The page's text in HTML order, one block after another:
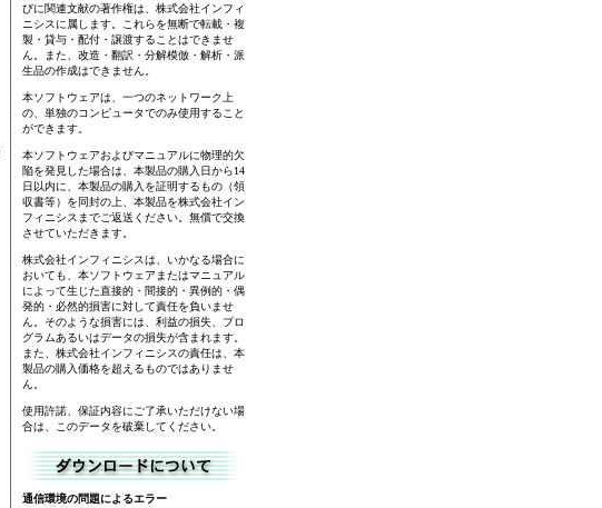
びに関連文献の著作権は、株式会社インフィ
ニシスに属します。これらを無断で転載・複
製・貸与・配付・譲渡することはできませ
ん。また、改造・翻訳・分解模倣・解析・派
生品の作成はできません。
本ソフトウェアは、一つのネットワーク上
の、単独のコンピュータでのみ使用すること
ができます。
本ソフトウェアおよびマニュアルに物理的欠
陥を発見した場合は、本製品の購入日から14
日以内に、本製品の購入を証明するもの（領
収書等）を同封の上、本製品を株式会社イン
フィニシスまでご返送ください。無償で交換
させていただきます。
株式会社インフィニシスは、いかなる場合に
おいても、本ソフトウェアまたはマニュアル
によって生じた直接的・間接的・異例的・偶
発的・必然的損害に対して責任を負いませ
ん。そのような損害には、利益の損失、プロ
グラムあるいはデータの損失が含まれます。
また、株式会社インフィニシスの責任は、本
製品の購入価格を超えるものではありませ
ん。
使用許諾、保証内容にご了承いただけない場
合は、このデータを破棄してください。
通信環境の問題によるエラー